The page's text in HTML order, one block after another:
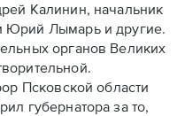
Калинин, начальник
Юрий Лымарь и другие.
органов Великих
Псковской области
губернатора за то,